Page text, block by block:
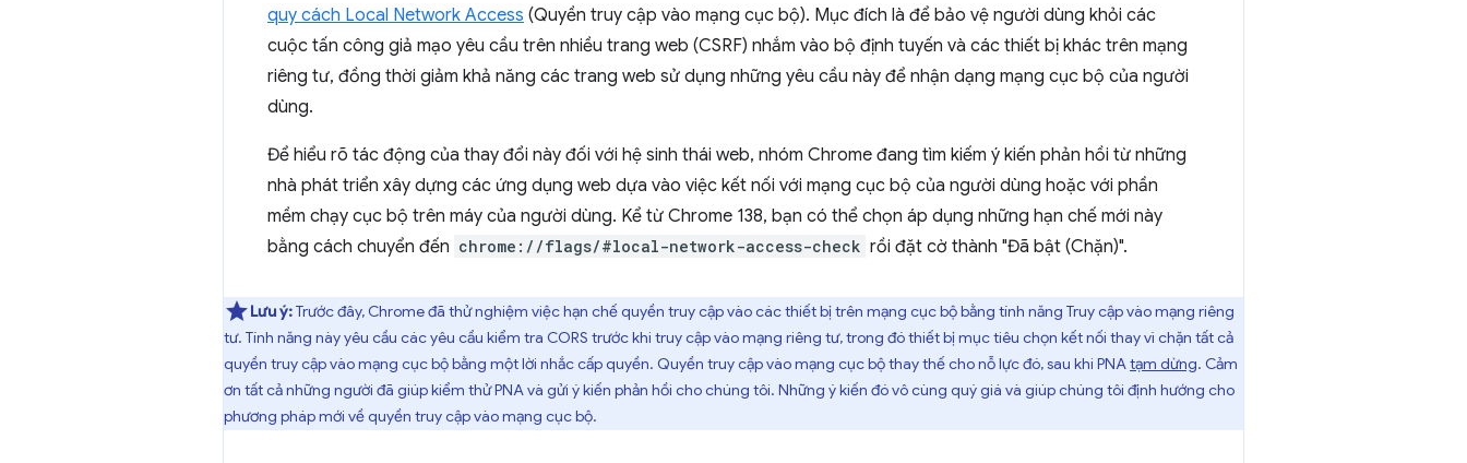
quy cách Local Network Access (Quyền truy cập vào mạng cục bộ). Mục đích là để bảo vệ người dùng khỏi các
cuộc tấn công giả mạo yêu cầu trên nhiều trang web (CSRF) nhắm vào bộ định tuyến và các thiết bị khác trên mạng
riêng tư, đồng thời giảm khả năng các trang web sử dụng những yêu cầu này để nhận dạng mạng cục bộ của người
dùng.
Để hiểu rõ tác động của thay đổi này đối với hệ sinh thái web, nhóm Chrome đang tìm kiếm ý kiến phản hồi từ những
nhà phát triển xây dựng các ứng dụng web dựa vào việc kết nối với mạng cục bộ của người dùng hoặc với phần
mềm chạy cục bộ trên máy của người dùng. Kể từ Chrome 138, bạn có thể chọn áp dụng những hạn chế mới này
bằng cách chuyển đến chrome://flags/#local-network-access-check rồi đặt cờ thành "Đã bật (Chặn)".
Lưu ý:Trước đây, Chrome đã thử nghiệm việc hạn chế quyền truy cập vào các thiết bị trên mạng cục bộ bằng tính năng Truy cập vào mạng riêng
tư. Tính năng này yêu cầu các yêu cầu kiểm tra CORS trước khi truy cập vào mạng riêng tư, trong đó thiết bị mục tiêu chọn kết nối thay vì chặn tất cả
quyền truy cập vào mạng cục bộ bằng một lời nhắc cấp quyền. Quyền truy cập vào mạng cục bộ thay thế cho nỗ lực đó, sau khi PNAtạm dừng. Cảm
ơn tất cả những người đã giúp kiểm thử PNA và gửi ý kiến phản hồi cho chúng tôi. Những ý kiến đó vô cùng quý giá và giúp chúng tôi định hướng cho
phương pháp mới về quyền truy cập vào mạng cục bộ.